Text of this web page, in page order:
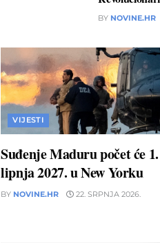
BY NOVINE.HR
VIJESTI
Suđenje Maduru počet će 1.
lipnja 2027. u New Yorku
BY NOVINE.HR 22. SRPNJA 2026.